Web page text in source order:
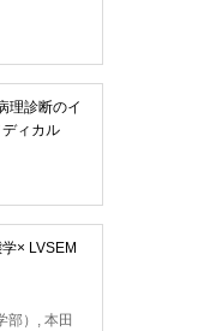
理診断のイ
ィカル
× LVSEM
部）, 本田